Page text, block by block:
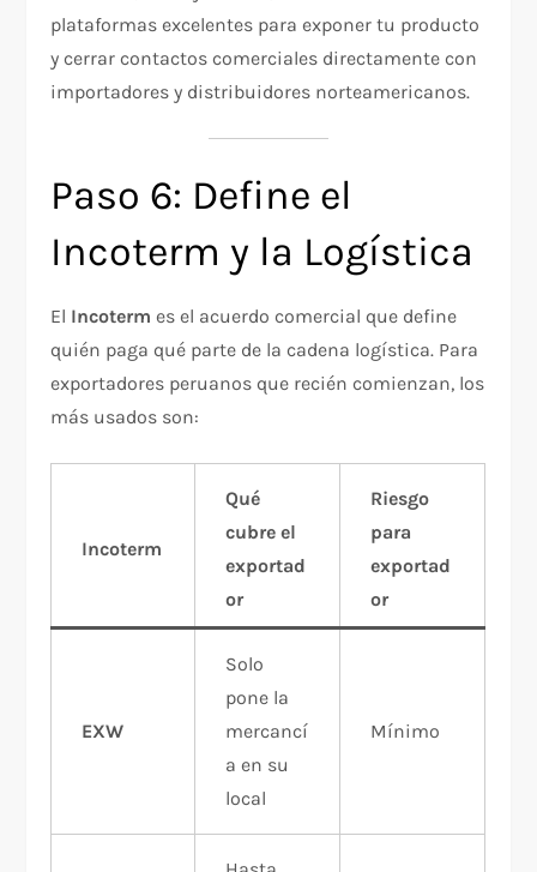
plataformas excelentes para exponer tu producto
y cerrar contactos comerciales directamente con
importadores y distribuidores norteamericanos.
Paso 6: Define el
Incoterm y la Logística
El Incoterm es el acuerdo comercial que define
quién paga qué parte de la cadena logística. Para
exportadores peruanos que recién comienzan, los
más usados son:
Incoterm
Qué
cubre el
exportad
or
Riesgo
para
exportad
or
EXW
Solo
pone la
mercancí
a en su
local
Mínimo